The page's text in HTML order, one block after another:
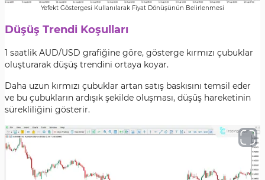
Yefekt Göstergesi Kullanılarak Fiyat Dönüşünün Belirlenmesi
Düşüş Trendi Koşulları
1 saatlik AUD/USD grafiğine göre, gösterge kırmızı çubuklar
oluşturarak düşüş trendini ortaya koyar.
Daha uzun kırmızı çubuklar artan satış baskısını temsil eder
ve bu çubukların ardışık şekilde oluşması, düşüş hareketinin
sürekliliğini gösterir.